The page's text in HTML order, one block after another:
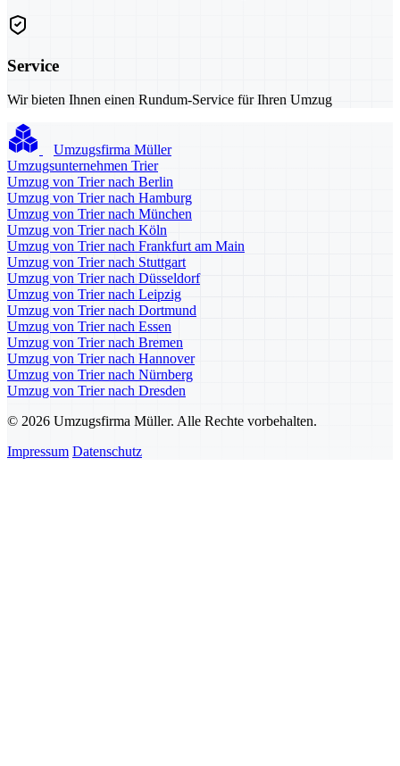
Service
Wir bieten Ihnen einen Rundum-Service für Ihren Umzug
Umzugsfirma Müller
Umzugsunternehmen Trier
Umzug von Trier nach Berlin
Umzug von Trier nach Hamburg
Umzug von Trier nach München
Umzug von Trier nach Köln
Umzug von Trier nach Frankfurt am Main
Umzug von Trier nach Stuttgart
Umzug von Trier nach Düsseldorf
Umzug von Trier nach Leipzig
Umzug von Trier nach Dortmund
Umzug von Trier nach Essen
Umzug von Trier nach Bremen
Umzug von Trier nach Hannover
Umzug von Trier nach Nürnberg
Umzug von Trier nach Dresden
© 2026 Umzugsfirma Müller. Alle Rechte vorbehalten.
Impressum Datenschutz